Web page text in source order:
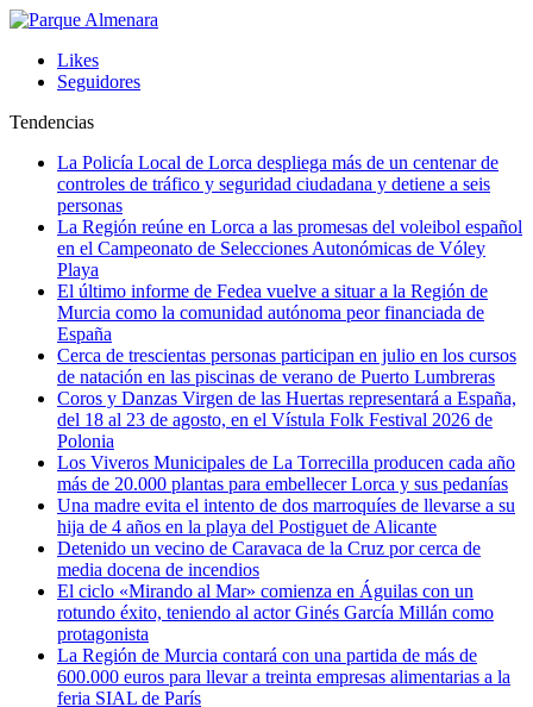
Likes
Seguidores
Tendencias
La Policía Local de Lorca despliega más de un centenar de
controles de tráfico y seguridad ciudadana y detiene a seis
personas
La Región reúne en Lorca a las promesas del voleibol español
en el Campeonato de Selecciones Autonómicas de Vóley
Playa
El último informe de Fedea vuelve a situar a la Región de
Murcia como la comunidad autónoma peor financiada de
España
Cerca de trescientas personas participan en julio en los cursos
de natación en las piscinas de verano de Puerto Lumbreras
Coros y Danzas Virgen de las Huertas representará a España,
del 18 al 23 de agosto, en el Vístula Folk Festival 2026 de
Polonia
Los Viveros Municipales de La Torrecilla producen cada año
más de 20.000 plantas para embellecer Lorca y sus pedanías
Una madre evita el intento de dos marroquíes de llevarse a su
hija de 4 años en la playa del Postiguet de Alicante
Detenido un vecino de Caravaca de la Cruz por cerca de
media docena de incendios
El ciclo «Mirando al Mar» comienza en Águilas con un
rotundo éxito, teniendo al actor Ginés García Millán como
protagonista
La Región de Murcia contará con una partida de más de
600.000 euros para llevar a treinta empresas alimentarias a la
feria SIAL de París